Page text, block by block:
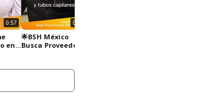
0:57
en
0:54
🌟BSH México
Busca Proveedores